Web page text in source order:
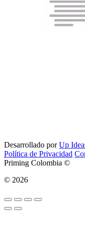
Desarrollado porUp
Política de Privacidad
Priming Colombia ©
© 2026